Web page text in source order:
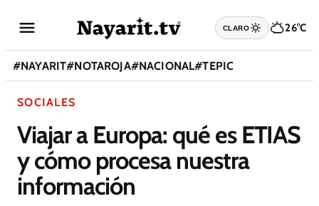
CLARO 26°C
#NAYARIT#NOTAROJA#NACIONAL#TEPIC
SOCIALES
Viajar a Europa: qué es ETIAS
y cómo procesa nuestra
información